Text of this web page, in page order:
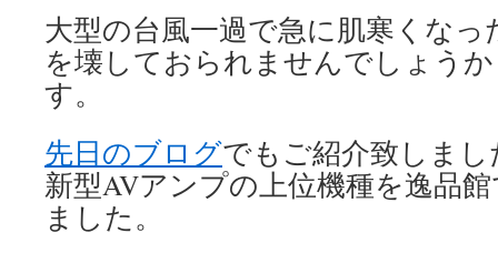
大型の台風一過で急に肌寒くな
を壊しておられませんでしょう
す。
先日のブログでもご紹介致しまし
新型AVアンプの上位機種を逸品
ました。